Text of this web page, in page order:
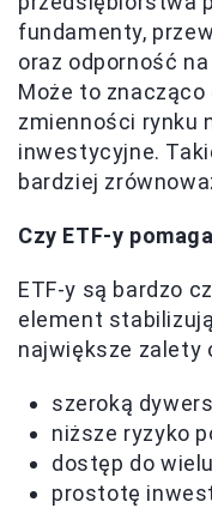
fundamenty,
oraz odporność
Może to znacząco
zmienności rynku
inwestycyjne.
bardziej
Czy ETF-y
ETF-y są bardzo
element
największe zalety
szeroką
niższe ryzyko
dostęp do
prostotę